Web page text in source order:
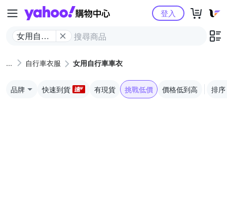
Yahoo購物中心
女用自行
登入
自行車衣服 女用自行車車衣
品牌 快速到貨 有現貨 挑戰低價 價格低到高 排序